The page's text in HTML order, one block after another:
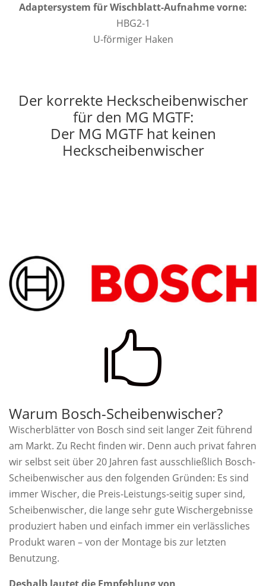
Adaptersystem für Wischblatt-Aufnahme vorne:
HBG2-1
U-förmiger Haken
Der korrekte Heckscheibenwischer
für den MG MGTF:
Der MG MGTF hat keinen
Heckscheibenwischer

Warum Bosch-Scheibenwischer?
Wischerblätter von Bosch sind seit langer Zeit führend
am Markt. Zu Recht finden wir. Denn auch privat fahren
wir selbst seit über 20 Jahren fast ausschließlich Bosch-
Scheibenwischer aus den folgenden Gründen: Es sind
immer Wischer, die Preis-Leistungs-seitig super sind,
Scheibenwischer, die lange sehr gute Wischergebnisse
produziert haben und einfach immer ein verlässliches
Produkt waren – von der Montage bis zur letzten
Benutzung.